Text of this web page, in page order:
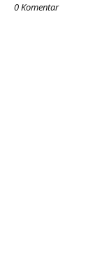
0 Komentar